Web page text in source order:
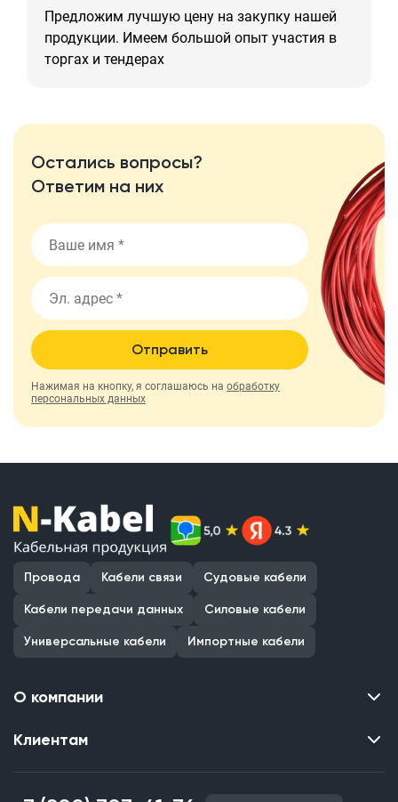
Предложим лучшую цену на закупку нашей
продукции. Имеем большой опыт участия в
торгах и тендерах
Остались вопросы?
Ответим на них
Отправить
Нажимая на кнопку, я соглашаюсь на обработку
персональных данных
Провода Кабели связи Судовые кабели
Кабели передачи данных Силовые кабели
Универсальные кабели Импортные кабели
О компании
Контакты
Наши объекты
Клиентам